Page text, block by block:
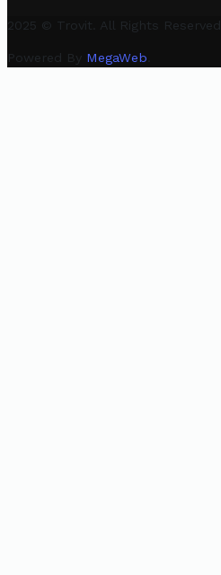
2025 © Trovit. All Rights Reserved.
Powered By MegaWeb